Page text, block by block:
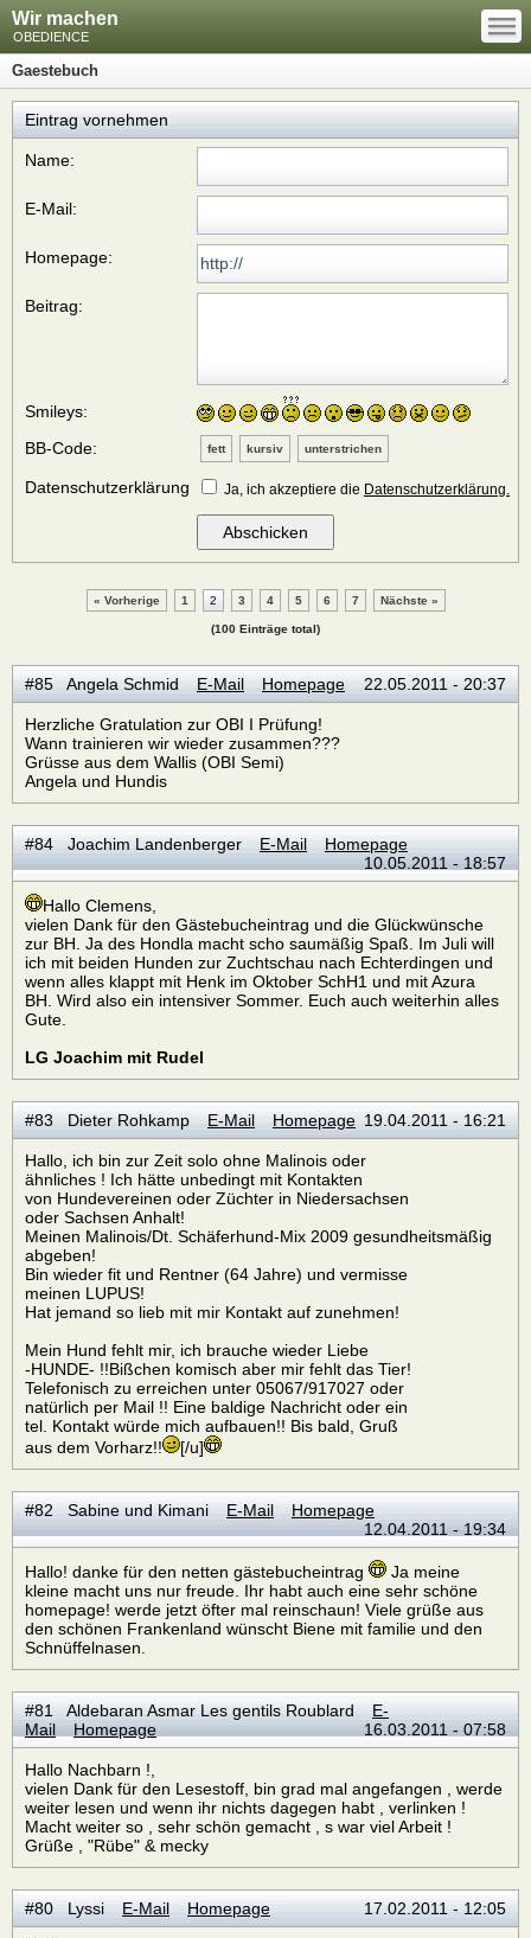
Wir machen
OBEDIENCE
—
—
—
Gaestebuch
Eintrag vornehmen
Name:
E-Mail:
Homepage:
Beitrag:
Smileys:
BB-Code:
fett kursiv unterstrichen
Datenschutzerklärung Ja, ich akzeptiere die Datenschutzerklärung.
« Vorherige 1 2 3 4 5 6 7 Nächste »
(100 Einträge total)
#85 Angela Schmid E-Mail Homepage 22.05.2011 - 20:37
Herzliche Gratulation zur OBI I Prüfung!
Wann trainieren wir wieder zusammen???
Grüsse aus dem Wallis (OBI Semi)
Angela und Hundis
#84 Joachim Landenberger E-Mail
Homepage
10.05.2011 - 18:57
Hallo Clemens,
vielen Dank für den Gästebucheintrag und die Glückwünsche
zur BH. Ja des Hondla macht scho saumäßig Spaß. Im Juli will
ich mit beiden Hunden zur Zuchtschau nach Echterdingen und
wenn alles klappt mit Henk im Oktober SchH1 und mit Azura
BH. Wird also ein intensiver Sommer. Euch auch weiterhin alles
Gute.
LG Joachim mit Rudel
#83 Dieter Rohkamp E-Mail Homepage 19.04.2011 - 16:21
Hallo, ich bin zur Zeit solo ohne Malinois oder
ähnliches ! Ich hätte unbedingt mit Kontakten
von Hundevereinen oder Züchter in Niedersachsen
oder Sachsen Anhalt!
Meinen Malinois/Dt. Schäferhund-Mix 2009 gesundheitsmäßig
abgeben!
Bin wieder fit und Rentner (64 Jahre) und vermisse
meinen LUPUS!
Hat jemand so lieb mit mir Kontakt auf zunehmen!
Mein Hund fehlt mir, ich brauche wieder Liebe
-HUNDE- !!Bißchen komisch aber mir fehlt das Tier!
Telefonisch zu erreichen unter 05067/917027 oder
natürlich per Mail !! Eine baldige Nachricht oder ein
tel. Kontakt würde mich aufbauen!! Bis bald, Gruß
aus dem Vorharz!!
[/u]
#82 Sabine und Kimani E-Mail
Homepage
12.04.2011 - 19:34
Hallo! danke für den netten gästebucheintrag
Ja meine
kleine macht uns nur freude. Ihr habt auch eine sehr schöne
homepage! werde jetzt öfter mal reinschaun! Viele grüße aus
den schönen Frankenland wünscht Biene mit familie und den
Schnüffelnasen.
#81 Aldebaran Asmar Les gentils Roublard
E-
Mail
Homepage 16.03.2011 - 07:58
Hallo Nachbarn !,
vielen Dank für den Lesestoff, bin grad mal angefangen , werde
weiter lesen und wenn ihr nichts dagegen habt , verlinken !
Macht weiter so , sehr schön gemacht , s war viel Arbeit !
Grüße , "Rübe" & mecky
#80 Lyssi E-Mail Homepage 17.02.2011 - 12:05